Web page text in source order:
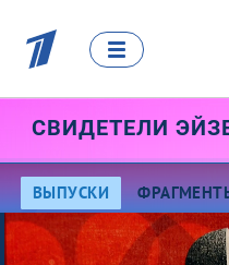
СВИДЕТЕЛИ
ВЫПУСКИ